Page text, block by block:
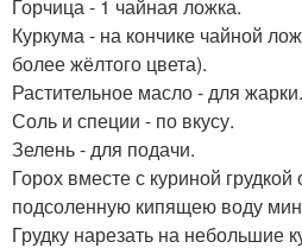
Горчица - 1 чайная ложка.
Куркума - на кончике чайной
более жёлтого цвета).
Растительное масло - для жарки.
Соль и специи - по вкусу.
Зелень - для подачи.
Горох вместе с куриной грудкой
подсоленную кипящею воду
Грудку нарезать на небольшие